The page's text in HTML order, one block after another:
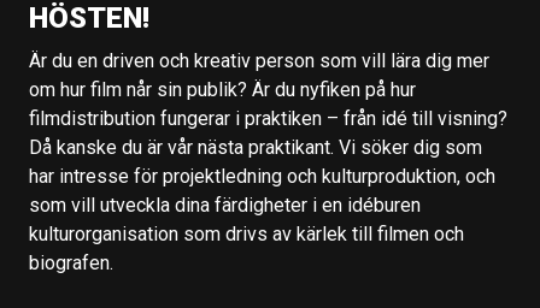
HÖSTEN!
Är du en driven och kreativ person som vill lära dig mer
om hur film når sin publik? Är du nyfiken på hur
filmdistribution fungerar i praktiken – från idé till visning?
Då kanske du är vår nästa praktikant. Vi söker dig som
har intresse för projektledning och kulturproduktion, och
som vill utveckla dina färdigheter i en idéburen
kulturorganisation som drivs av kärlek till filmen och
biografen.